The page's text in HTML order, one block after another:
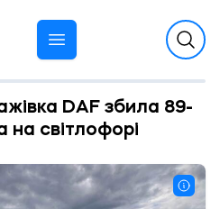
DAF збила 89-
на світлофорі